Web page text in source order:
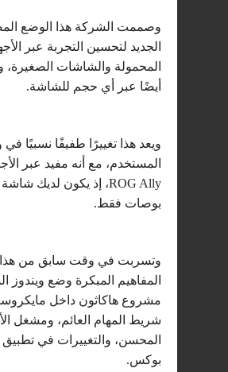
وصممت الشركة هذا الوضع
الجديد لتحسين التجربة عبر
المحمولة والشاشات الصغيرة،
أيضًا عبر أي حجم للشاشة.
ويعد هذا تغييرًا طفيفًا نسبيًا في
المستخدم، مع أنه مفيد عبر
بوصات فقط.
وتسربت في وقت سابق من هذا
المفاهيم المبكرة وضع ويندوز
مشروع هاكاثون داخل
شريط المهام العائم، ومشغل
المحسن، والتغييرات في
بوكس.